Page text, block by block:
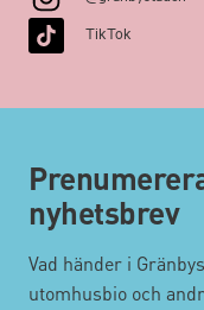
TikTok
nyhetsbrev
Vad händer i
utomhusbio och